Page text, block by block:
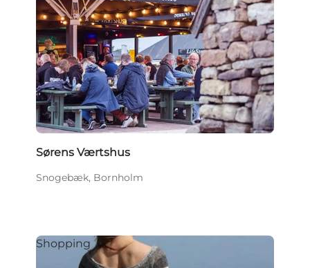
Sørens Værtshus
Snogebæk, Bornholm
Shopping